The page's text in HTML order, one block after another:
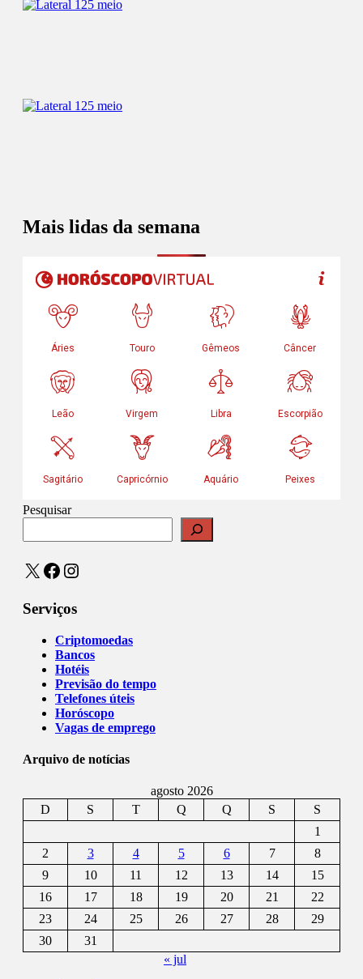
Mais lidas da semana
Pesquisar
X Facebook
Instagram
Serviços
Criptomoedas
Bancos
Hotéis
Previsão do tempo
Telefones úteis
Horóscopo
Vagas de emprego
Arquivo de notícias
agosto 2026
D
S T Q Q S
S
1
2
3 4 5 6 7
8
9
10 11 12 13 14
15
16
17 18 19 20 21
22
23
24 25 26 27 28
29
30
31
« jul